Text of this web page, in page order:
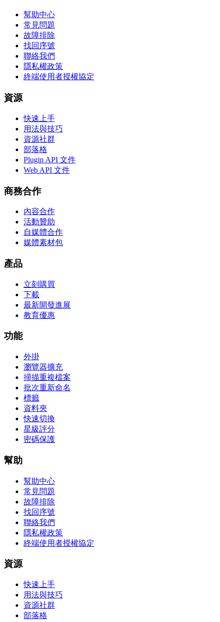
幫助中心
常見問題
故障排除
找回序號
聯絡我們
隱私權政策
終端使用者授權協定
資源
快速上手
用法與技巧
資源社群
部落格
Plugin API 文件
Web API 文件
商務合作
內容合作
活動贊助
自媒體合作
媒體素材包
產品
立刻購買
下載
最新開發進展
教育優惠
功能
外掛
瀏覽器擴充
掃描重複檔案
批次重新命名
標籤
資料夾
快速切換
星級評分
密碼保護
幫助
幫助中心
常見問題
故障排除
找回序號
聯絡我們
隱私權政策
終端使用者授權協定
資源
快速上手
用法與技巧
資源社群
部落格